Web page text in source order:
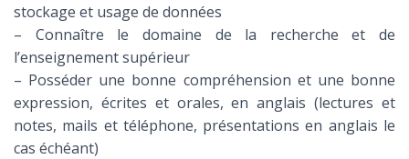
stockage et usage de données
– Connaître le domaine de la recherche et de
l’enseignement supérieur
– Posséder une bonne compréhension et une bonne
expression, écrites et orales, en anglais (lectures et
notes, mails et téléphone, présentations en anglais le
cas échéant)